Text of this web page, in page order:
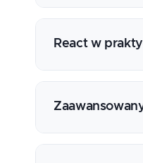
Dobre
use() —
React w
Stylowanie -